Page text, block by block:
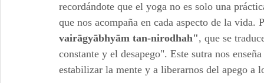
recordándote que el yoga no es solo una
que nos acompaña en cada aspecto de la
vairāgyābhyām tan-nirodhah", que se
constante y el desapego". Este sutra nos
estabilizar la mente y a liberarnos del apego a